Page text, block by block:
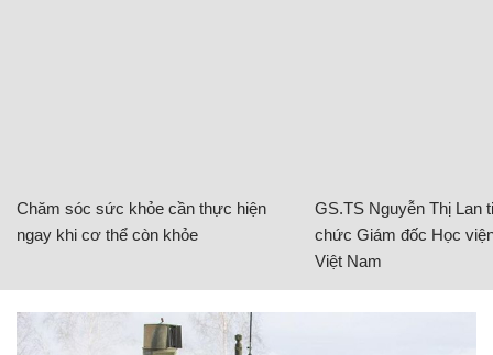
Chăm sóc sức khỏe cần thực hiện
ngay khi cơ thể còn khỏe
GS.TS Nguyễn Thị Lan
chức Giám đốc Học
Việt Nam